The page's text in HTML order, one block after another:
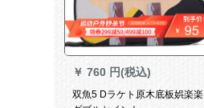
￥ 760 円(税込)
双魚5 Dラケト原木底板娯楽楽